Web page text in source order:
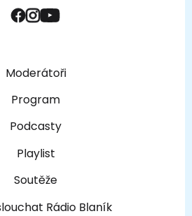
Moderátoři
Program
Podcasty
Playlist
Soutěže
Rádio Blaník